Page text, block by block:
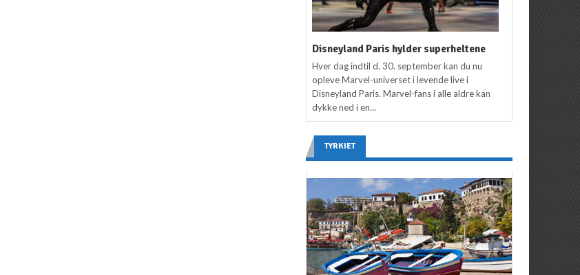
Disneyland Paris hylder superheltene
Hver dag indtil d. 30. september kan du nu
opleve Marvel-universet i levende live i
Disneyland Paris. Marvel-fans i alle aldre kan
dykke ned i en...
TYRKIET